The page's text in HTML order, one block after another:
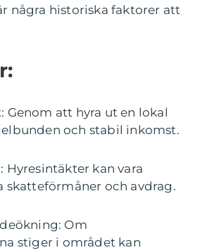
några historiska faktorer att
Genom att hyra ut en lokal
och stabil inkomst.
Hyresintäkter kan vara
skatteförmåner och avdrag.
Om
stiger i området kan